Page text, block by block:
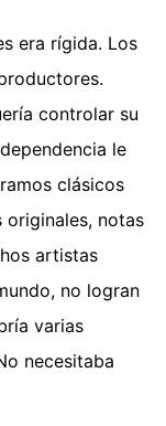
era rígida. Los
controlar su
le
clásicos
originales, notas
artistas
no logran
varias
necesitaba